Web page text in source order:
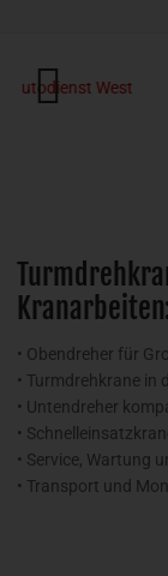
• Obendreher für
• Turmdrehkrane in
• Untendreher
•
• Service, Wartung
• Transport und